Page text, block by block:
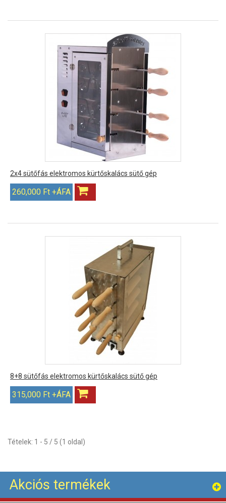
2x4 sütőfás elektromos kürtőskalács sütő gép
260,000 Ft +ÁFA
8+8 sütőfás elektromos kürtőskalács sütő gép
315,000 Ft +ÁFA
Tételek: 1 - 5 / 5 (1 oldal)
Akciós termékek